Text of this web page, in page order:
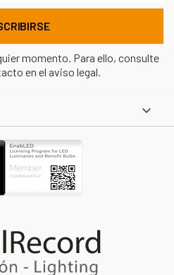
momento. Para ello, consulte
en el aviso legal.
